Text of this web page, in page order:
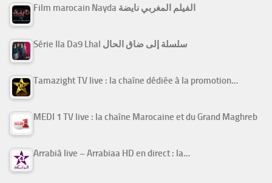
Film marocain Nayda الفيلم المغربي نايضة
Série Ila Da9 Lhal سلسلة إلى ضاق الحال
Tamazight TV live : la chaîne dédiée à la promotion…
MEDI 1 TV live : la chaîne Marocaine et du Grand Maghreb
Arrabiâ live – Arrabiaa HD en direct : la…